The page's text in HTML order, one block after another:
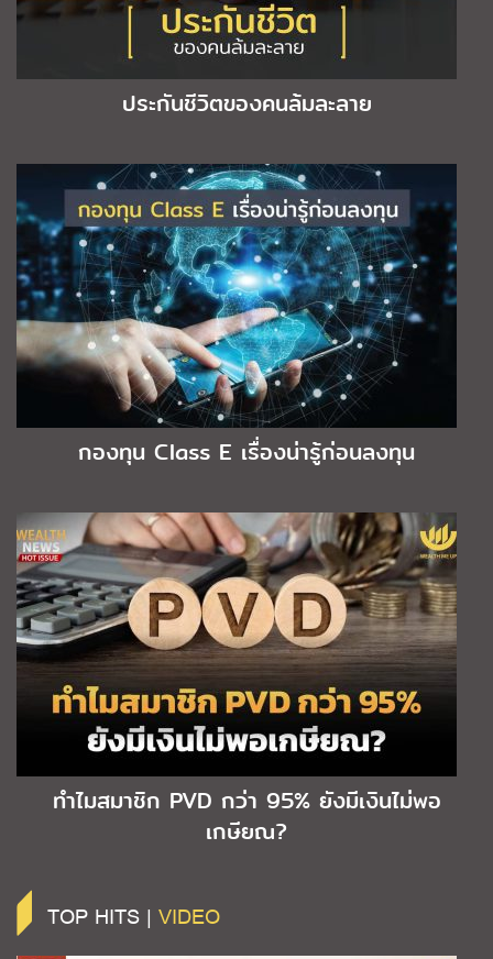
ประกันชีวิตของคนล้มละลาย
กองทุน Class E เรื่องน่ารู้ก่อนลงทุน
ทำไมสมาชิก PVD กว่า 95% ยังมีเงินไม่พอ
เกษียณ?
TOP HITS | VIDEO